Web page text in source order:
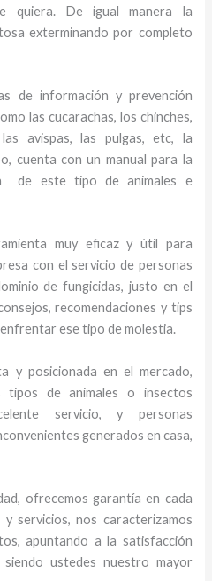
quiera. De igual manera la
exterminando por completo
de información y prevención
las cucarachas, los chinches,
avispas, las pulgas, etc, la
cuenta con un manual para la
de este tipo de animales e
muy eficaz y útil para
con el servicio de personas
de fungicidas, justo en el
recomendaciones y tips
ese tipo de molestia.
y posicionada en el mercado,
tipos de animales o insectos
servicio, y personas
generados en casa,
ofrecemos garantía en cada
servicios, nos caracterizamos
apuntando a la satisfacción
ustedes nuestro mayor